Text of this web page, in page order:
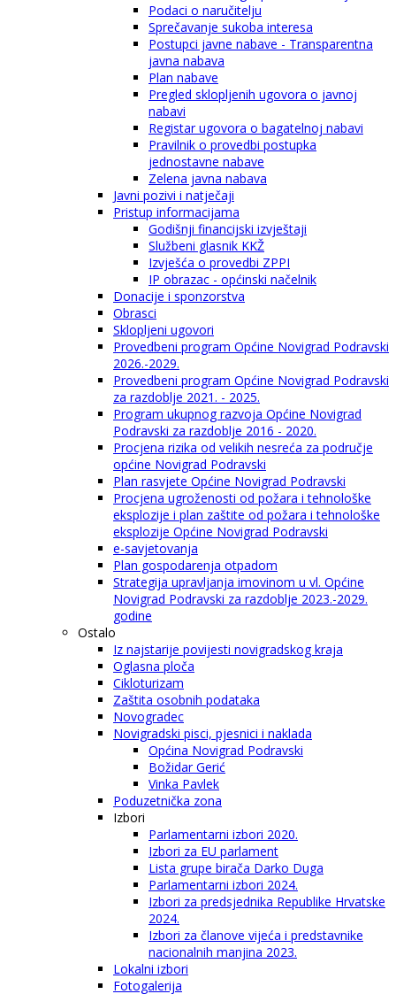
Podaci o naručitelju
Sprečavanje sukoba interesa
Postupci javne nabave - Transparentna
javna nabava
Plan nabave
Pregled sklopljenih ugovora o javnoj
nabavi
Registar ugovora o bagatelnoj nabavi
Pravilnik o provedbi postupka
jednostavne nabave
Zelena javna nabava
Javni pozivi i natječaji
Pristup informacijama
Godišnji financijski izvještaji
Službeni glasnik KKŽ
Izvješća o provedbi ZPPI
IP obrazac - općinski načelnik
Donacije i sponzorstva
Obrasci
Sklopljeni ugovori
Provedbeni program Općine Novigrad Podravski
2026.-2029.
Provedbeni program Općine Novigrad Podravski
za razdoblje 2021. - 2025.
Program ukupnog razvoja Općine Novigrad
Podravski za razdoblje 2016 - 2020.
Procjena rizika od velikih nesreća za područje
općine Novigrad Podravski
Plan rasvjete Općine Novigrad Podravski
Procjena ugroženosti od požara i tehnološke
eksplozije i plan zaštite od požara i tehnološke
eksplozije Općine Novigrad Podravski
e-savjetovanja
Plan gospodarenja otpadom
Strategija upravljanja imovinom u vl. Općine
Novigrad Podravski za razdoblje 2023.-2029.
godine
Ostalo
Iz najstarije povijesti novigradskog kraja
Oglasna ploča
Cikloturizam
Zaštita osobnih podataka
Novogradec
Novigradski pisci, pjesnici i naklada
Općina Novigrad Podravski
Božidar Gerić
Vinka Pavlek
Poduzetnička zona
Izbori
Parlamentarni izbori 2020.
Izbori za EU parlament
Lista grupe birača Darko Duga
Parlamentarni izbori 2024.
Izbori za predsjednika Republike Hrvatske
2024.
Izbori za članove vijeća i predstavnike
nacionalnih manjina 2023.
Lokalni izbori
Fotogalerija